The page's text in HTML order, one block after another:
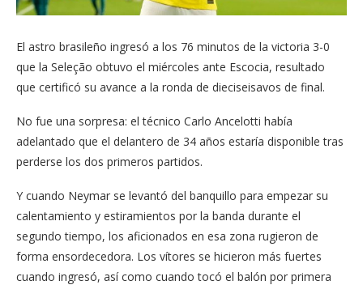
El astro brasileño ingresó a los 76 minutos de la victoria 3-0
que la Seleção obtuvo el miércoles ante Escocia, resultado
que certificó su avance a la ronda de dieciseisavos de final.
No fue una sorpresa: el técnico Carlo Ancelotti había
adelantado que el delantero de 34 años estaría disponible tras
perderse los dos primeros partidos.
Y cuando Neymar se levantó del banquillo para empezar su
calentamiento y estiramientos por la banda durante el
segundo tiempo, los aficionados en esa zona rugieron de
forma ensordecedora. Los vítores se hicieron más fuertes
cuando ingresó, así como cuando tocó el balón por primera